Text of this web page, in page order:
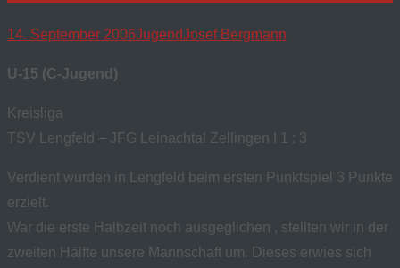
14. September 2006JugendJosef Bergmann
U-15 (C-Jugend)
Kreisliga
TSV Lengfeld – JFG Leinachtal Zellingen I 1 : 3
Verdient wurden in Lengfeld beim ersten Punktspiel 3 Punkte
erzielt.
War die erste Halbzeit noch ausgeglichen , stellten wir in der
zweiten Hälfte unsere Mannschaft um. Dieses erwies sich